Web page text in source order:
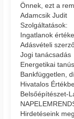
Önnek, ezt a
Adamcsik Judit
Szolgáltatások:
Ingatlanok
Adásvételi
Jogi tanácsadás
Energetikai
Bankfüggetlen,
Hivatalos
Belsőépítészet-
Hirdetéseink